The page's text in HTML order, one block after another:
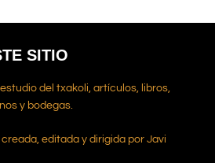
SITIO
del txakoli, artículos, libros,
y bodegas.
editada y dirigida por Javi